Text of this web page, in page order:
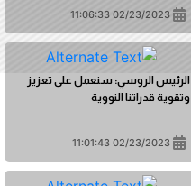
02/23/2023 11:06:33
الرئيس الروسي: سنعمل على تعزيز
وتقوية قدراتنا النووية
02/23/2023 11:01:43